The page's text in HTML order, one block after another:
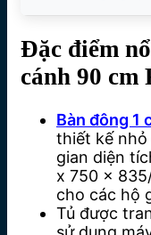
Đặc điểm
cánh 90
Bàn đông 1
thiết kế nhỏ
gian diện
x 750 x
cho các hộ
Tủ được